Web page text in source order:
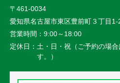
〒461-0034
愛知県名古屋市東区豊前町３丁目1-
営業時間： 9:00～18:00
定休日： 土・日・祝（ご予約の場
す。）